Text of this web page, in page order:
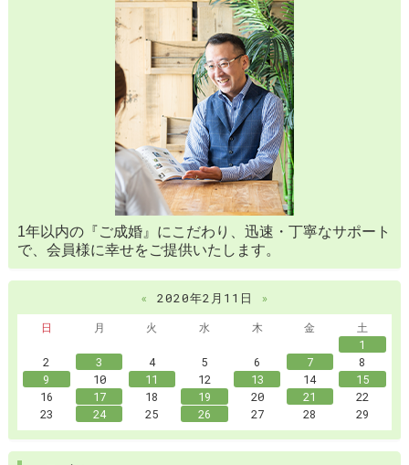
1年以内の『ご成婚』にこだわり、迅速・丁寧なサポート
で、会員様に幸せをご提供いたします。
« 2020年2月11日
»
日
月 火 水 木 金
土
1
2
3 4 5 6 7
8
9
10 11 12 13 14
15
16
17 18 19 20 21
22
23
24 25 26 27 28 29